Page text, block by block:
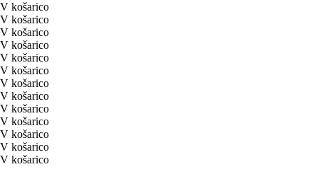
V košarico
V košarico
V košarico
V košarico
V košarico
V košarico
V košarico
V košarico
V košarico
V košarico
V košarico
V košarico
V košarico